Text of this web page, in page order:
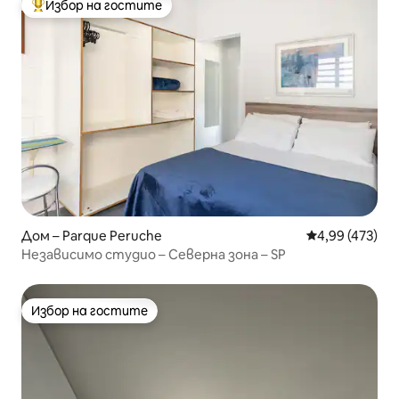
Най-популярен избор на гостите
Избор на гостите
Дом – Parque Peruche Средна
4,99 (473)
Независимо студио – Северна зона – SP
Избор на гостите
Избор на гостите